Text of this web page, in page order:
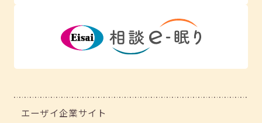
エーザイ企業サイト